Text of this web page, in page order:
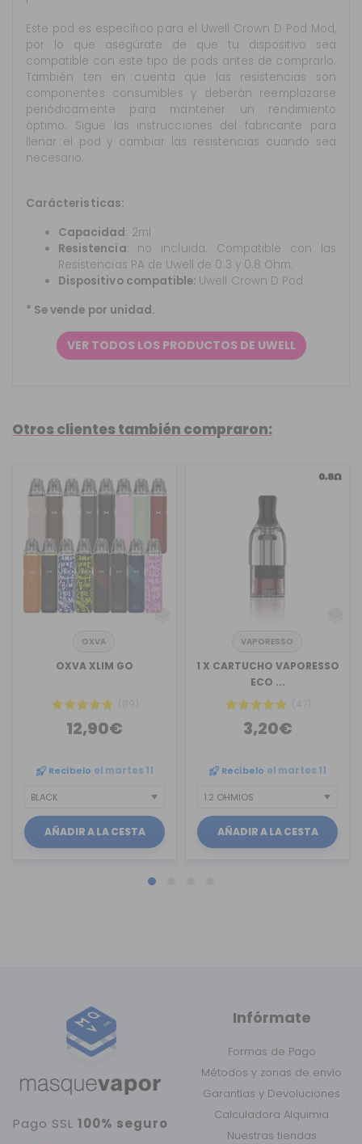
Este pod es específico para el Uwell Crown D Pod Mod,
por lo que asegúrate de que tu dispositivo sea
compatible con este tipo de pods antes de comprarlo.
También ten en cuenta que las resistencias son
componentes consumibles y deberán reemplazarse
periódicamente para mantener un rendimiento
óptimo. Sigue las instrucciones del fabricante para
llenar el pod y cambiar las resistencias cuando sea
necesario.
Carácteristicas:
Capacidad: 2ml
Resistencia: no incluida. Compatible con las
Resistencias PA de Uwell de 0.3 y 0.8 Ohm.
Dispositivo compatible: Uwell Crown D Pod
* Se vende por unidad.
VER TODOS LOS PRODUCTOS DE UWELL
Otros clientes también compraron:
OXVA
OXVA XLIM GO
(89)
12,90€
Recíbelo el martes 11
AÑADIR A LA CESTA
VAPORESSO
1 X CARTUCHO VAPORESSO
ECO ...
(47)
3,20€
Recíbelo el martes 11
AÑADIR A LA CESTA
Pago SSL100% seguro
Infórmate
Formas de Pago
Métodos y zonas de envío
Garantías y Devoluciones
Calculadora Alquimia
Nuestras tiendas